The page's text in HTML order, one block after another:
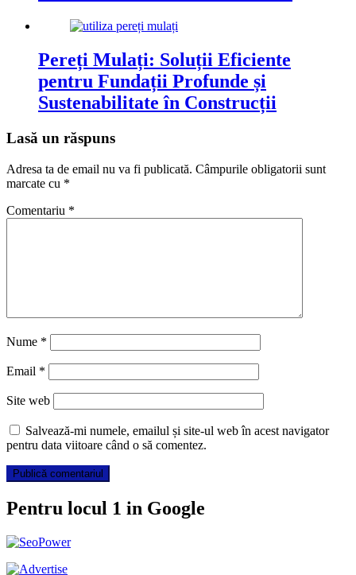
Pereți Mulați: Soluții Eficiente
pentru Fundații Profunde și
Sustenabilitate în Construcții
Lasă un răspuns
Adresa ta de email nu va fi publicată. Câmpurile obligatorii sunt
marcate cu *
Comentariu *
Nume *
Email *
Site web
Salvează-mi numele, emailul și site-ul web în acest navigator
pentru data viitoare când o să comentez.
Pentru locul 1 in Google